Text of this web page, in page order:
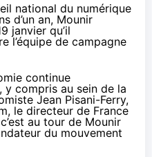
national du numérique
d’un an, Mounir
janvier qu’il
l’équipe de campagne
continue
y compris au sein de la
Jean Pisani-Ferry,
le directeur de France
au tour de Mounir
du mouvement